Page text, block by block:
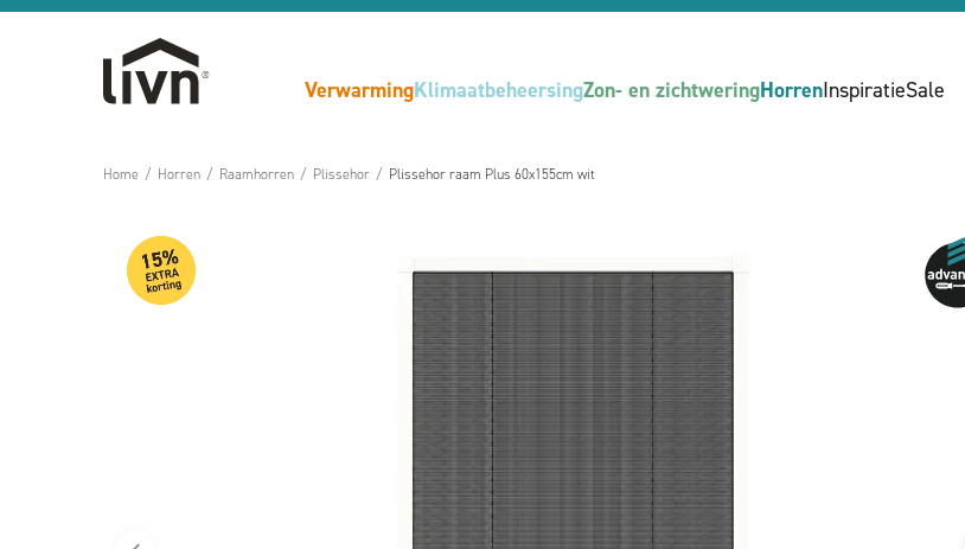
VerwarmingKlimaatbeheersingZon- en zichtweringHorrenInspiratieSale
Home / Horren / Raamhorren / Plissehor / Plissehor raam Plus 60x155cm wit